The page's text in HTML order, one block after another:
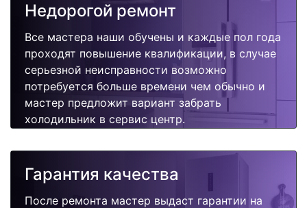
Недорогой ремонт
Все мастера наши обучены и каждые пол года
проходят повышение квалификации, в случае
серьезной неисправности возможно
потребуется больше времени чем обычно и
мастер предложит вариант забрать
холодильник в сервис центр.
Гарантия качества
После ремонта мастер выдаст гарантии на